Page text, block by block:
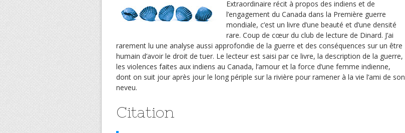
Extraordinaire récit à propos des indiens et de
l’engagement du Canada dans la Première guerre
mondiale, c’est un livre d’une beauté et d’une densité
rare. Coup de cœur du club de lecture de Dinard. J’ai
rarement lu une analyse aussi approfondie de la guerre et des conséquences sur un être
humain d’avoir le droit de tuer. Le lecteur est saisi par ce livre, la description de la guerre,
les violences faites aux indiens au Canada, l’amour et la force d’une femme indienne,
dont on suit jour après jour le long périple sur la rivière pour ramener à la vie l’ami de son
neveu.
Citation